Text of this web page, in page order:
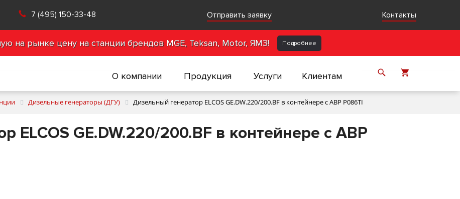
7 (495) 150-33-48 Отправить заявку Контакты
на рынке цену на станции брендов MGE, Teksan, Motor, ЯМЗ! Подробнее
О компании Продукция Услуги Клиентам
Дизельные генераторы (ДГУ) Дизельный генератор ELCOS GE.DW.220/200.BF в контейнере с АВР P086TI
ELCOS GE.DW.220/200.BF в контейнере с АВР